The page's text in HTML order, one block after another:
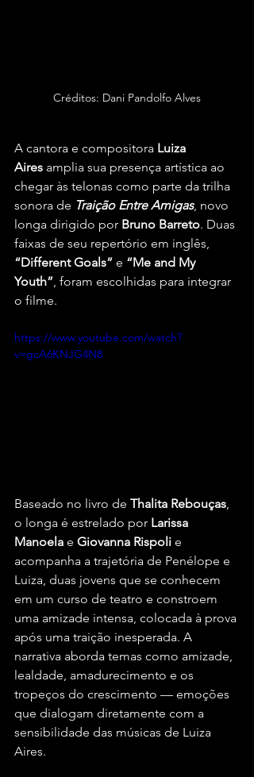
Créditos: Dani Pandolfo Alves
A cantora e compositora Luiza
Aires amplia sua presença artística ao
chegar às telonas como parte da trilha
sonora de Traição Entre Amigas, novo
longa dirigido por Bruno Barreto. Duas
faixas de seu repertório em inglês,
“Different Goals” e “Me and My
Youth”, foram escolhidas para integrar
o filme.
https://www.youtube.com/watch?
v=gcA6KNJG4N8
Baseado no livro de Thalita Rebouças,
o longa é estrelado por Larissa
Manoela e Giovanna Rispoli e
acompanha a trajetória de Penélope e
Luiza, duas jovens que se conhecem
em um curso de teatro e constroem
uma amizade intensa, colocada à prova
após uma traição inesperada. A
narrativa aborda temas como amizade,
lealdade, amadurecimento e os
tropeços do crescimento — emoções
que dialogam diretamente com a
sensibilidade das músicas de Luiza
Aires.